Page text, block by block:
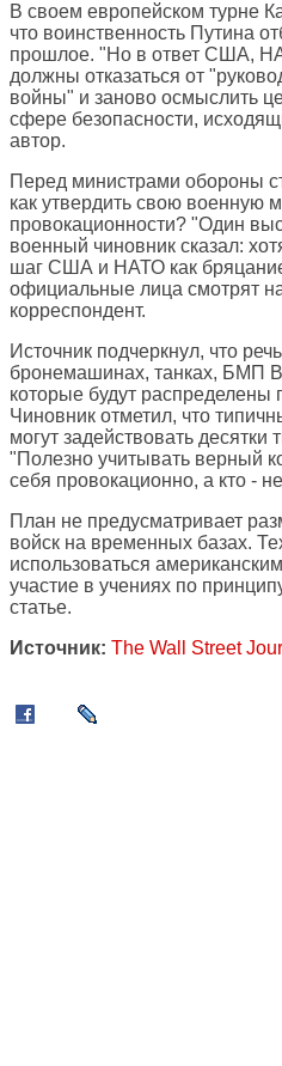
В своем европейском турне
что воинственность Путина
прошлое. "Но в ответ США,
должны отказаться от
войны" и заново осмыслить
сфере безопасности,
автор.
Перед министрами обороны
как утвердить свою военную
провокационности? "Один
военный чиновник сказал:
шаг США и НАТО как
официальные лица смотрят
корреспондент.
Источник подчеркнул, что
бронемашинах, танках, БМП
которые будут распределены
Чиновник отметил, что
могут задействовать
"Полезно учитывать верный
себя провокационно, а кто -
План не предусматривает
войск на временных базах.
использоваться
участие в учениях по
статье.
Источник: The Wall Street